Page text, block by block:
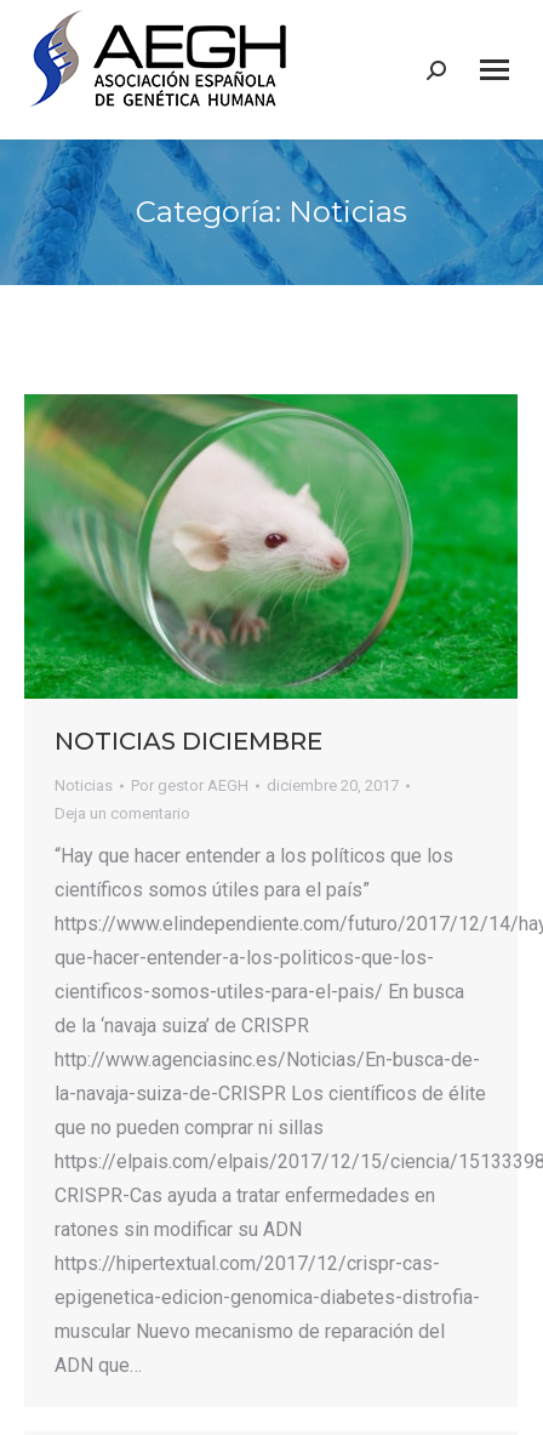
Buscar:
Categoría: Noticias
NOTICIAS DICIEMBRE
Noticias Por gestor AEGH
diciembre 20, 2017
Deja un comentario
“Hay que hacer entender a los políticos que los
científicos somos útiles para el país”
https://www.elindependiente.com/futuro/2017/12/14/
que-hacer-entender-a-los-politicos-que-los-
cientificos-somos-utiles-para-el-pais/ En busca
de la ‘navaja suiza’ de CRISPR
http://www.agenciasinc.es/Noticias/En-busca-de-
la-navaja-suiza-de-CRISPR Los científicos de élite
que no pueden comprar ni sillas
https://elpais.com/elpais/2017/12/15/ciencia/
CRISPR-Cas ayuda a tratar enfermedades en
ratones sin modificar su ADN
https://hipertextual.com/2017/12/crispr-cas-
epigenetica-edicion-genomica-diabetes-distrofia-
muscular Nuevo mecanismo de reparación del
ADN que…